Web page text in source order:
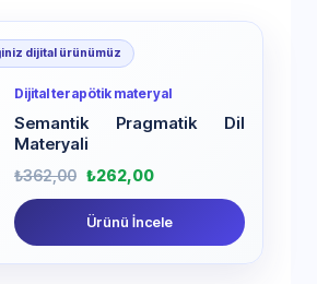
dijital ürünümüz
Dijital terapötik materyal
Semantik Pragmatik Dil
Materyali
₺362,00 ₺262,00
Ürünü İncele